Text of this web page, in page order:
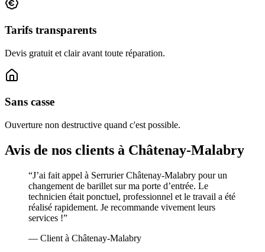
Tarifs transparents
Devis gratuit et clair avant toute réparation.
Sans casse
Ouverture non destructive quand c'est possible.
Avis de nos clients à Châtenay-Malabry
“J’ai fait appel à Serrurier Châtenay-Malabry pour un
changement de barillet sur ma porte d’entrée. Le
technicien était ponctuel, professionnel et le travail a été
réalisé rapidement. Je recommande vivement leurs
services !”
— Client à Châtenay-Malabry